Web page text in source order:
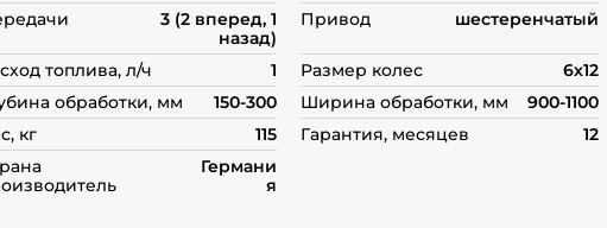
3 (2 вперед, 1
назад)
Привод шестеренчатый
топлива, л/ч 1 Размер колес
6х12
обработки, мм
150-300 Ширина обработки, мм
900-1100
кг
115 Гарантия, месяцев
12
Германи
я